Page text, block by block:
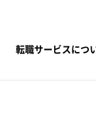
転職サービスにつ